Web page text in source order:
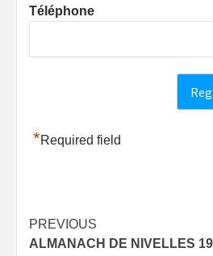
Téléphone
*Required field
Post
PREVIOUS
ALMANACH DE NIVELLES